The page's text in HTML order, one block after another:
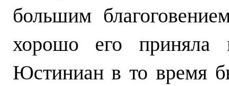
большим
хорошо его приняла
Юстиниан в то время